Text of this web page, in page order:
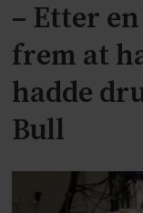
– Etter
frem at
hadde
Bull